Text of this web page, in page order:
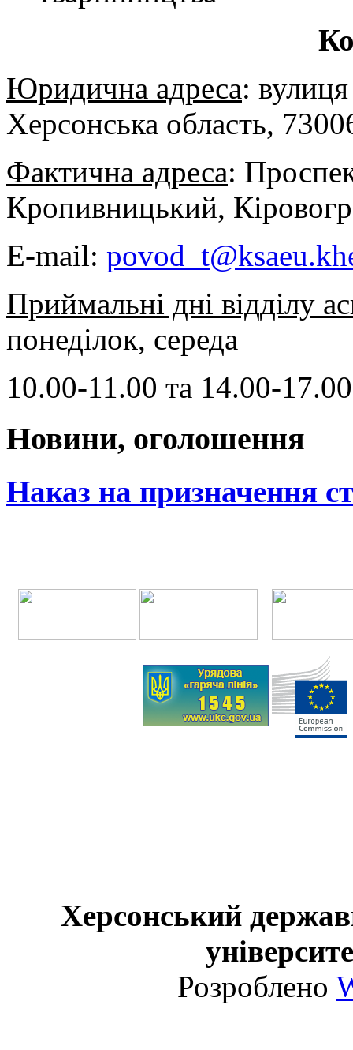
Юридична адреса:
Херсонська область,
Фактична адреса:
Кропивницький,
E-mail:
Приймальні дні відділу
понеділок, середа
10.00-11.00 та 14.00-
Новини, оголошення
Наказ на призначення
Херсонський
Розроблено